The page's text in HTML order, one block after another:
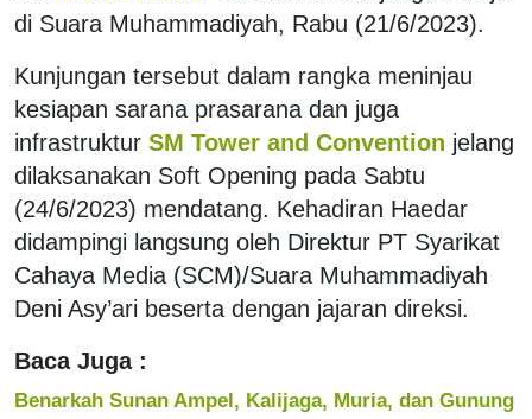
di Suara Muhammadiyah, Rabu (21/6/2023).
Kunjungan tersebut dalam rangka meninjau
kesiapan sarana prasarana dan juga
infrastruktur SM Tower and Convention jelang
dilaksanakan Soft Opening pada Sabtu
(24/6/2023) mendatang. Kehadiran Haedar
didampingi langsung oleh Direktur PT Syarikat
Cahaya Media (SCM)/Suara Muhammadiyah
Deni Asy’ari beserta dengan jajaran direksi.
Baca Juga :
Benarkah Sunan Ampel, Kalijaga, Muria, dan Gunung